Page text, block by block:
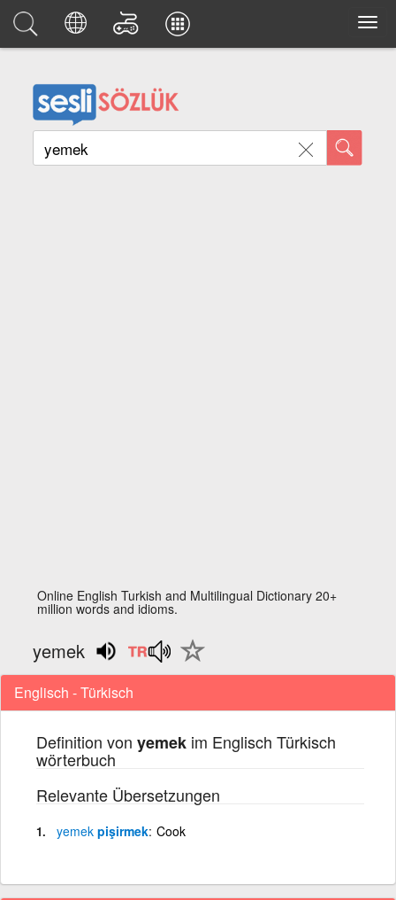
Online English Turkish and Multilingual Dictionary 20+
million words and idioms.
yemek
Englisch - Türkisch
Definition von yemek im Englisch Türkisch
wörterbuch
Relevante Übersetzungen
yemek pişirmek Cook